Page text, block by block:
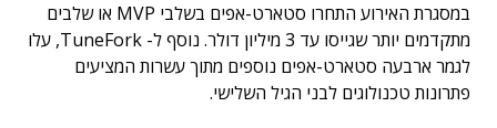
במסגרת האירוע התחרו סטארט-אפים בשלבי MVP או שלבים
מתקדמים יותר שגייסו עד 3 מיליון דולר. נוסף ל- TuneFork, עלו
לגמר ארבעה סטארט-אפים נוספים מתוך עשרות המציעים
פתרונות טכנולוגים לבני הגיל השלישי.